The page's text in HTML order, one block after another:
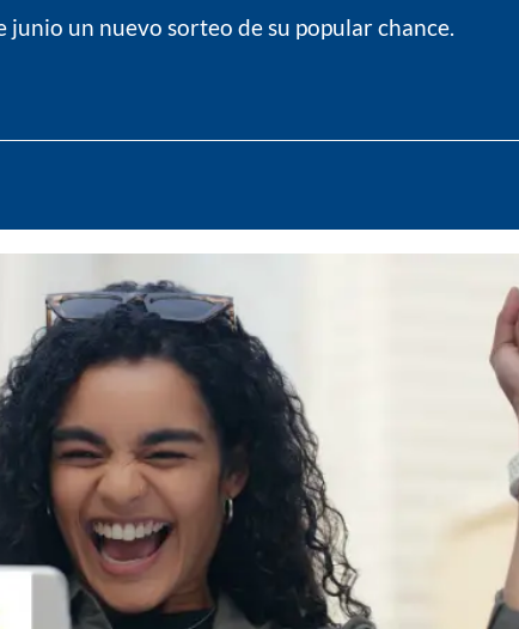
junio un nuevo sorteo de su popular chance.